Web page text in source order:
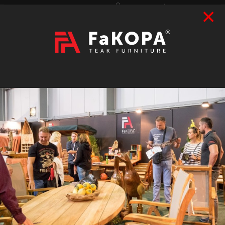
×
VÝSTAVY 2026
prázdný
CZK EUR
TEAK
ART / DOPLŇKY
RATAN